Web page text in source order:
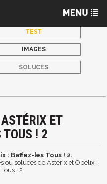
TEST
IMAGES
SOLUCES
ET
TOUS ! 2
: Baffez-les Tous ! 2.
ou soluces de Astérix et Obélix :
! 2